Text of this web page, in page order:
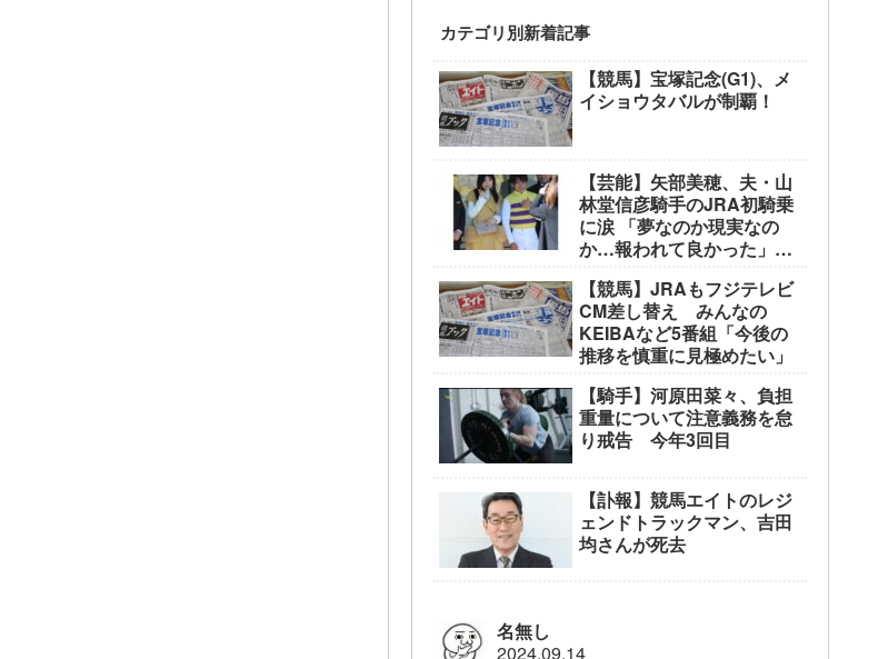
カテゴリ別新着記事
【競馬】宝塚記念(G1)、メ
イショウタバルが制覇！
【芸能】矢部美穂、夫・山
林堂信彦騎手のJRA初騎乗
に涙 「夢なのか現実なの
か…報われて良かった」
【競馬】JRAもフジテレビ
CM差し替え みんなの
KEIBAなど5番組「今後の
推移を慎重に見極めたい」
【騎手】河原田菜々、負担
重量について注意義務を怠
り戒告 今年3回目
【訃報】競馬エイトのレジ
ェンドトラックマン、吉田
均さんが死去
名無し
2024.09.14